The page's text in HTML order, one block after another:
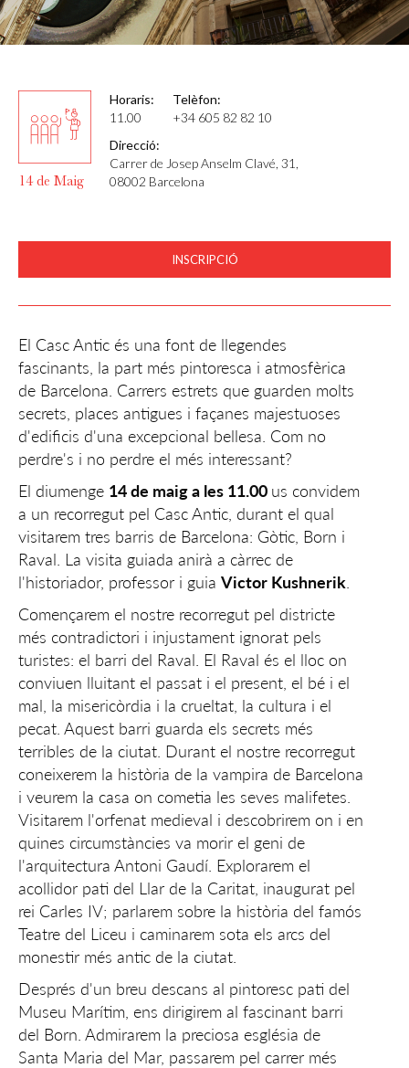
14 de Maig
Horaris:
11.00
Telèfon:
+34 605 82 82 10
Direcció:
Carrer de Josep Anselm Clavé, 31,
08002 Barcelona
INSCRIPCIÓ
El Casc Antic és una font de llegendes
fascinants, la part més pintoresca i atmosfèrica
de Barcelona. Carrers estrets que guarden molts
secrets, places antigues i façanes majestuoses
d'edificis d'una excepcional bellesa. Com no
perdre's i no perdre el més interessant?
El diumenge 14 de maig a les 11.00 us convidem
a un recorregut pel Casc Antic, durant el qual
visitarem tres barris de Barcelona: Gòtic, Born i
Raval. La visita guiada anirà a càrrec de
l'historiador, professor i guia Victor Kushnerik
Començarem el nostre recorregut pel districte
més contradictori i injustament ignorat pels
turistes: el barri del Raval. El Raval és el lloc on
conviuen lluitant el passat i el present, el bé i el
mal, la misericòrdia i la crueltat, la cultura i el
pecat. Aquest barri guarda els secrets més
terribles de la ciutat. Durant el nostre recorregut
coneixerem la història de la vampira de Barcelona
i veurem la casa on cometia les seves malifetes.
Visitarem l'orfenat medieval i descobrirem on i en
quines circumstàncies va morir el geni de
l'arquitectura Antoni Gaudí. Explorarem el
acollidor pati del Llar de la Caritat, inaugurat pel
rei Carles IV; parlarem sobre la història del famós
Teatre del Liceu i caminarem sota els arcs del
monestir més antic de la ciutat.
Després d'un breu descans al pintoresc pati del
Museu Marítim, ens dirigirem al fascinant barri
del Born. Admirarem la preciosa església de
Santa Maria del Mar, passarem pel carrer més